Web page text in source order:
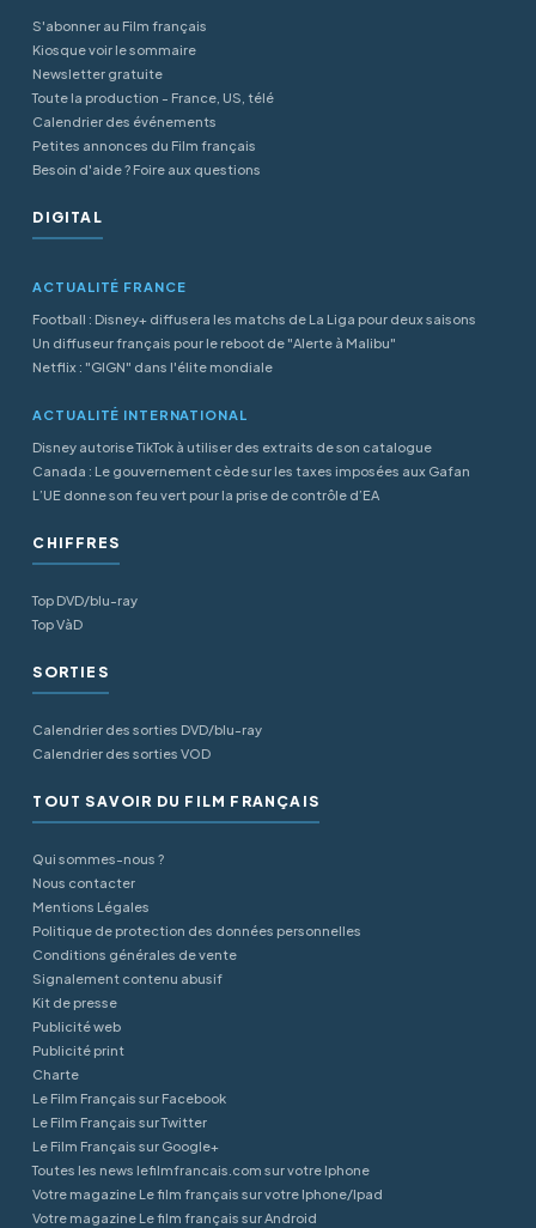
S'abonner au Film français
Kiosque voir le sommaire
Newsletter gratuite
Toute la production - France, US, télé
Calendrier des événements
Petites annonces du Film français
Besoin d'aide ? Foire aux questions
DIGITAL
ACTUALITÉ FRANCE
Football : Disney+ diffusera les matchs de La Liga pour deux saisons
Un diffuseur français pour le reboot de "Alerte à Malibu"
Netflix : "GIGN" dans l'élite mondiale
ACTUALITÉ INTERNATIONAL
Disney autorise TikTok à utiliser des extraits de son catalogue
Canada : Le gouvernement cède sur les taxes imposées aux Gafan
L’UE donne son feu vert pour la prise de contrôle d’EA
CHIFFRES
Top DVD/blu-ray
Top VàD
SORTIES
Calendrier des sorties DVD/blu-ray
Calendrier des sorties VOD
TOUT SAVOIR DU FILM FRANÇAIS
Qui sommes-nous ?
Nous contacter
Mentions Légales
Politique de protection des données personnelles
Conditions générales de vente
Signalement contenu abusif
Kit de presse
Publicité web
Publicité print
Charte
Le Film Français sur Facebook
Le Film Français sur Twitter
Le Film Français sur Google+
Toutes les news lefilmfrancais.com sur votre Iphone
Votre magazine Le film français sur votre Iphone/Ipad
Votre magazine Le film français sur Android